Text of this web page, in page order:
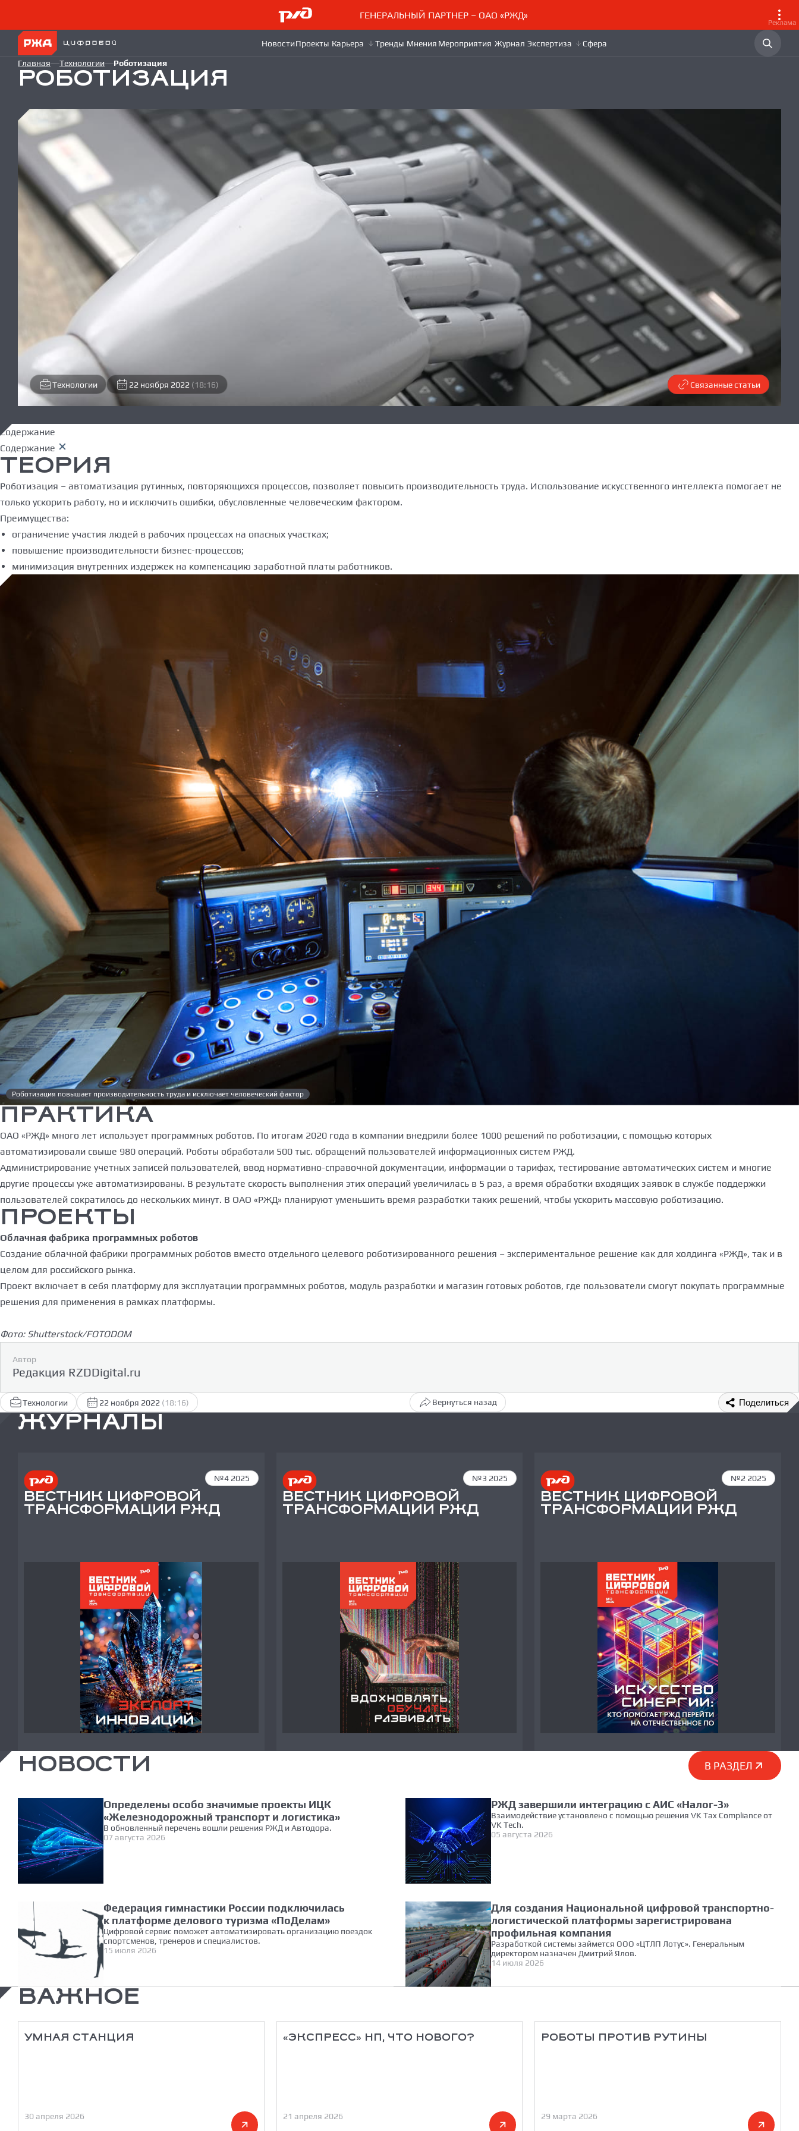
ГЕНЕРАЛЬНЫЙ ПАРТНЕР – ОАО «РЖД»
Реклама
Главная Технологии Роботизация
РОБОТИЗАЦИЯ
Технологии 22 ноября 2022 (18:16) Связанные статьи
Содержание
Содержание
ТЕОРИЯ
Роботизация – автоматизация рутинных, повторяющихся процессов, позволяет повысить производительность труда. Использование искусственного интеллекта помогает не
только ускорить работу, но и исключить ошибки, обусловленные человеческим фактором.
Преимущества:
ограничение участия людей в рабочих процессах на опасных участках;
повышение производительности бизнес-процессов;
минимизация внутренних издержек на компенсацию заработной платы работников.
Роботизация повышает производительность труда и исключает человеческий фактор
ПРАКТИКА
ОАО «РЖД» много лет использует программных роботов. По итогам 2020 года в компании внедрили более 1000 решений по роботизации, с помощью которых
автоматизировали свыше 980 операций. Роботы обработали 500 тыс. обращений пользователей информационных систем РЖД.
Администрирование учетных записей пользователей, ввод нормативно-справочной документации, информации о тарифах, тестирование автоматических систем и многие
другие процессы уже автоматизированы. В результате скорость выполнения этих операций увеличилась в 5 раз, а время обработки входящих заявок в службе поддержки
пользователей сократилось до нескольких минут. В ОАО «РЖД» планируют уменьшить время разработки таких решений, чтобы ускорить массовую роботизацию.
ПРОЕКТЫ
Облачная фабрика программных роботов
Создание облачной фабрики программных роботов вместо отдельного целевого роботизированного решения – экспериментальное решение как для холдинга «РЖД», так и в
целом для российского рынка.
Проект включает в себя платформу для эксплуатации программных роботов, модуль разработки и магазин готовых роботов, где пользователи смогут покупать программные
решения для применения в рамках платформы.
Фото: Shutterstock/FOTODOM
Автор
Редакция RZDDigital.ru
Технологии 22 ноября 2022 (18:16) Вернуться назад Поделиться
ЖУРНАЛЫ
№4 2025
ВЕСТНИК ЦИФРОВОЙ
ТРАНСФОРМАЦИИ РЖД
№3 2025
ВЕСТНИК ЦИФРОВОЙ
ТРАНСФОРМАЦИИ РЖД
№2 2025
ВЕСТНИК ЦИФРОВОЙ
ТРАНСФОРМАЦИИ РЖД
НОВОСТИ В РАЗДЕЛ
Определены особо значимые проекты ИЦК
«Железнодорожный транспорт и логистика»
В обновленный перечень вошли решения РЖД и Автодора.
07 августа 2026
РЖД завершили интеграцию с АИС «Налог-3»
Взаимодействие установлено с помощью решения VK Tax Compliance от
VK Tech.
05 августа 2026
Федерация гимнастики России подключилась
к платформе делового туризма «ПоДелам»
Цифровой сервис поможет автоматизировать организацию поездок
спортсменов, тренеров и специалистов.
15 июля 2026
Для создания Национальной цифровой транспортно-
логистической платформы зарегистрирована
профильная компания
Разработкой системы займется ООО «ЦТЛП Лотус». Генеральным
директором назначен Дмитрий Ялов.
14 июля 2026
ВАЖНОЕ
УМНАЯ СТАНЦИЯ
30 апреля 2026
«ЭКСПРЕСС» НП, ЧТО НОВОГО?
21 апреля 2026
РОБОТЫ ПРОТИВ РУТИНЫ
29 марта 2026